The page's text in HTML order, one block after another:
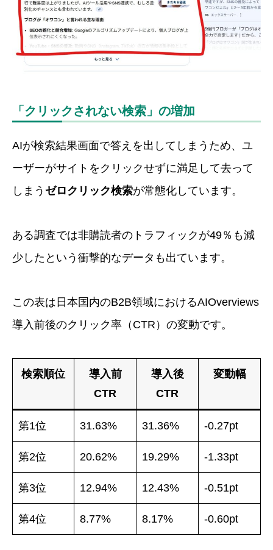
「クリックされない検索」の増加
AIが検索結果画面で答えを出してしまうため、ユ
ーザーがサイトをクリックせずに満足して去って
しまう ゼロクリック検索が常態化しています。
ある調査では非購読者のトラフィックが49％も減
少したという衝撃的なデータも出ています。
この表は日本国内のB2B領域におけるAIOverviews
導入前後のクリック率（CTR）の変動です。
検索順位
導入前
CTR
導入後
CTR
変動幅
第1位 31.63% 31.36% -0.27pt
第2位 20.62% 19.29% -1.33pt
第3位 12.94% 12.43% -0.51pt
第4位 8.77% 8.17% -0.60pt